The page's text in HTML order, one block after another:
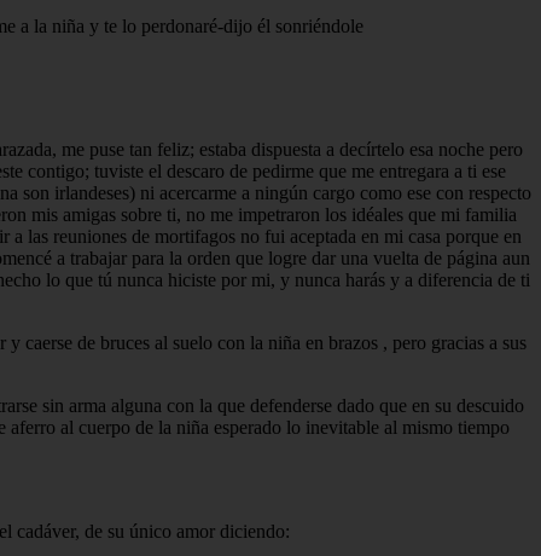
a la niña y te lo perdonaré-dijo él sonriéndole
me puse tan feliz; estaba dispuesta a decírtelo esa noche pero
contigo; tuviste el descaro de pedirme que me entregara a ti ese
son irlandeses) ni acercarme a ningún cargo como ese con respecto
mis amigas sobre ti, no me impetraron los idéales que mi familia
las reuniones de mortifagos no fui aceptada en mi casa porque en
a trabajar para la orden que logre dar una vuelta de página aun
lo que tú nunca hiciste por mi, y nunca harás y a diferencia de ti
caerse de bruces al suelo con la niña en brazos , pero gracias a sus
sin arma alguna con la que defenderse dado que en su descuido
al cuerpo de la niña esperado lo inevitable al mismo tiempo
cadáver, de su único amor diciendo: